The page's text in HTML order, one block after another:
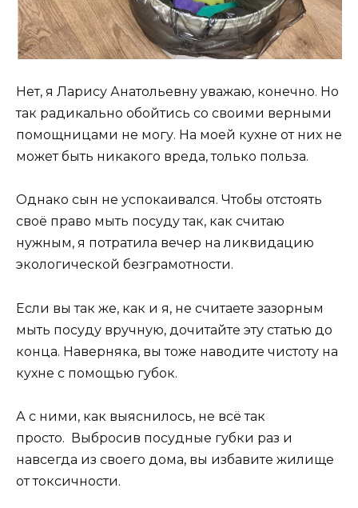
Нет, я Ларису Анатольевну уважаю, конечно. Но
так радикально обойтись со своими верными
помощницами не могу. На моей кухне от них не
может быть никакого вреда, только польза.
Однако сын не успокаивался. Чтобы отстоять
своё право мыть посуду так, как считаю
нужным, я потратила вечер на ликвидацию
экологической безграмотности.
Если вы так же, как и я, не считаете зазорным
мыть посуду вручную, дочитайте эту статью до
конца. Наверняка, вы тоже наводите чистоту на
кухне с помощью губок.
А с ними, как выяснилось, не всё так
просто. Выбросив посудные губки раз и
навсегда из своего дома, вы избавите жилище
от токсичности.